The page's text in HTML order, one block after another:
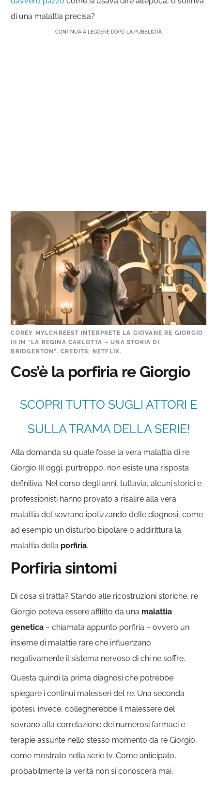
di una malattia precisa?
CONTINUA A LEGGERE DOPO LA PUBBLICITÀ
COREY MYLCHREEST INTERPRETE LA GIOVANE RE GIORGIO
III IN “LA REGINA CARLOTTA – UNA STORIA DI
BRIDGERTON”. CREDITS: NETFLIX.
Cos’è la porfiria re Giorgio
SCOPRI TUTTO SUGLI ATTORI E
SULLA TRAMA DELLA SERIE!
Alla domanda su quale fosse la vera malattia di re
Giorgio III oggi, purtroppo, non esiste una risposta
definitiva. Nel corso degli anni, tuttavia, alcuni storici e
professionisti hanno provato a risalire alla vera
malattia del sovrano ipotizzando delle diagnosi, come
ad esempio un disturbo bipolare o addirittura la
malattia della porfiria.
Porfiria sintomi
Di cosa si tratta? Stando alle ricostruzioni storiche, re
Giorgio poteva essere afflitto da una malattia
genetica – chiamata appunto porfiria – ovvero un
insieme di malattie rare che influenzano
negativamente il sistema nervoso di chi ne soffre.
Questa quindi la prima diagnosi che potrebbe
spiegare i continui malesseri del re. Una seconda
ipotesi, invece, collegherebbe il malessere del
sovrano alla correlazione dei numerosi farmaci e
terapie assunte nello stesso momento da re Giorgio,
come mostrato nella serie tv. Come anticipato,
probabilmente la verità non si conoscerà mai.